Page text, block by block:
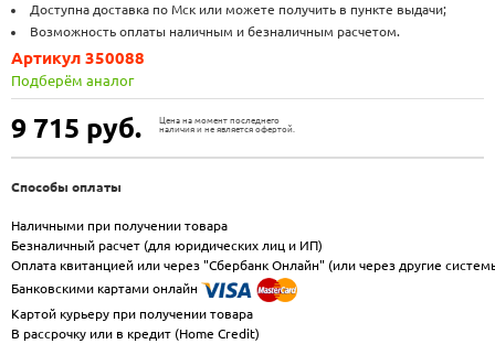
Доступна доставка по Мск или можете получить в пункте выдачи;
Возможность оплаты наличным и безналичным расчетом.
9 715 руб.
Цена на момент последнего
наличия и не является офертой.
Артикул 350088
Подберём аналог
Способы оплаты
Наличными при получении товара
Безналичный расчет (для юридических лиц и ИП)
Оплата квитанцией или через "Сбербанк Онлайн" (или через другие
Банковскими картами онлайн
Картой курьеру при получении товара
В рассрочку или в кредит (Home Credit)